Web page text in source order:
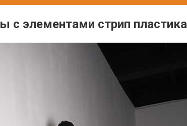
с элементами стрип пластика